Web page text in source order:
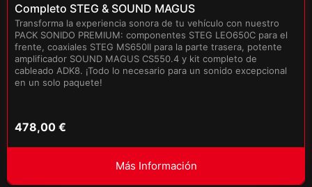
Completo STEG & SOUND MAGUS
Transforma la experiencia sonora de tu vehículo con nuestro
PACK SONIDO PREMIUM: componentes STEG LEO650C para el
frente, coaxiales STEG MS650II para la parte trasera, potente
amplificador SOUND MAGUS CS550.4 y kit completo de
cableado ADK8. ¡Todo lo necesario para un sonido excepcional
en un solo paquete!
478,00 €
Más Información